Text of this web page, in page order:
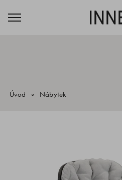
Úvod Nábytek